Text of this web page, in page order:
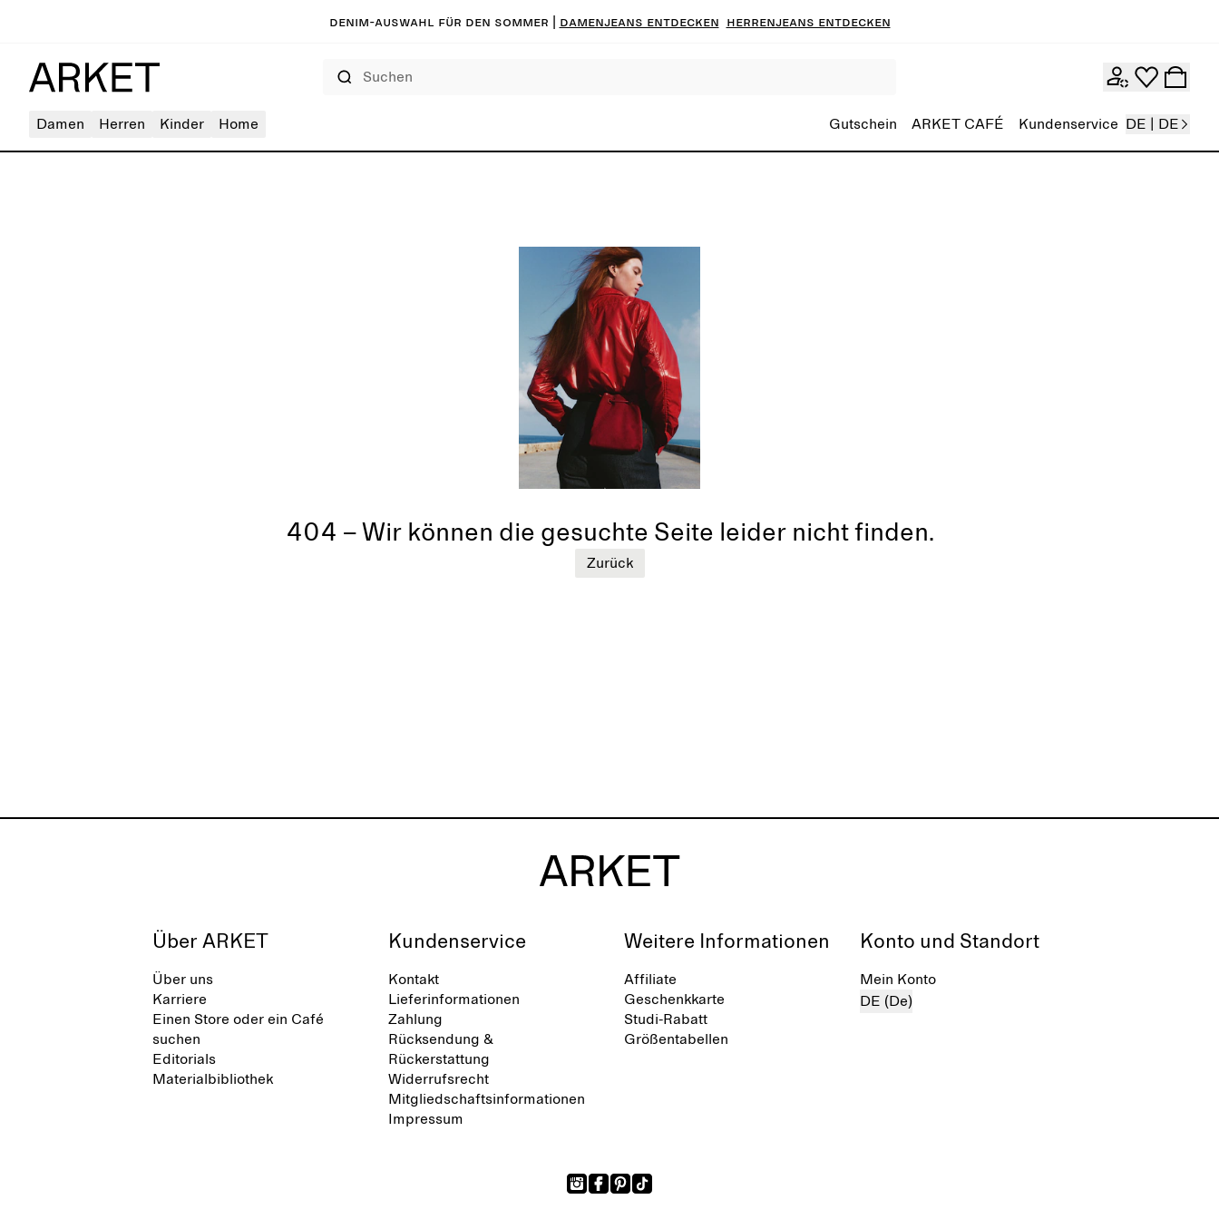
Denim-Auswahl für den Sommer | Damenjeans entdecken Herrenjeans entdecken
Damen Herren Kinder Home Gutschein ARKET CAFÉ Kundenservice DE | DE
404 – Wir können die gesuchte Seite leider nicht finden.
Zurück
Über ARKET
Über uns
Karriere
Einen Store oder ein Café
suchen
Editorials
Materialbibliothek
Kundenservice
Kontakt
Lieferinformationen
Zahlung
Rücksendung &
Rückerstattung
Widerrufsrecht
Mitgliedschaftsinformationen
Impressum
Weitere Informationen
Affiliate
Geschenkkarte
Studi-Rabatt
Größentabellen
Konto und Standort
Mein Konto
DE (De)